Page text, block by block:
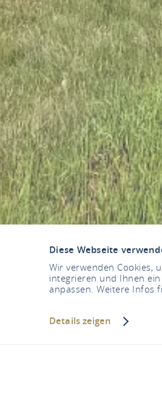
Diese Webseite
Wir verwenden Cookies,
integrieren und Ihnen
anpassen. Weitere Infos
Details zeigen